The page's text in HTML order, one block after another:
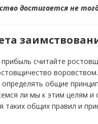
достигается не
считайте
воровством.
определять общие
ли мы к этим целям и
таких общих правил и